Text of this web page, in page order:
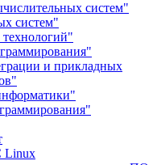
систем"
систем"
и прикладных
Linux